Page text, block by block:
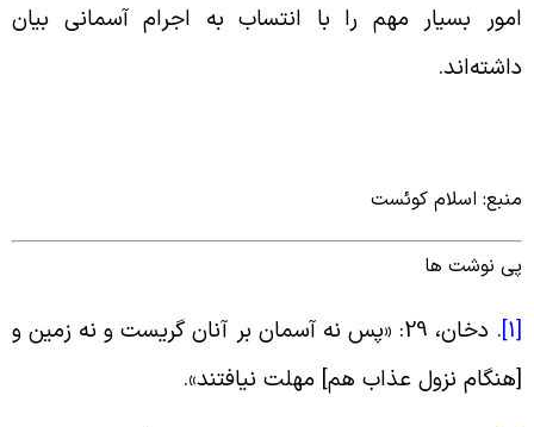
بسیار مهم را با انتساب به اجرام آسمانی بیان
.
اسلام کوئست
نوشت ها
.
دخان، 29: «پس نه آسمان بر آنان گریست و نه زمین و
نزول عذاب هم‏] مهلت نیافتند».